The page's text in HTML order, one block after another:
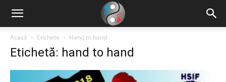
Acasă Etichete Hand to hand
Etichetă: hand to hand